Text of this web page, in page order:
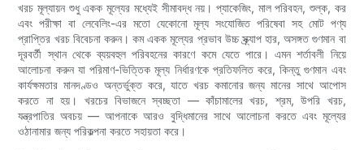
খরচ মূল্যায়ন শুধু একক মূল্যের মধ্যেই সীমাবদ্ধ নয়। প্যাকেজিং, মাল পরিবহন, শুল্ক, কর
এবং পরীক্ষা বা লেবেলিং-এর মতো যেকোনো মূল্য সংযোজিত পরিষেবা সহ মোট পণ্য
প্রাপ্তির খরচ বিবেচনা করুন। কম একক মূল্যের প্রভাব উচ্চ স্ক্র্যাপ হার, অসঙ্গত গুণমান বা
দূরবর্তী স্থান থেকে ব্যয়বহুল পরিবহনের কারণে কমে যেতে পারে। এমন শর্তাবলী নিয়ে
আলোচনা করুন যা পরিমাণ-ভিত্তিক মূল্য নির্ধারণকে প্রতিফলিত করে, কিন্তু গুণমান এবং
কার্যক্ষমতার মানদণ্ডও অন্তর্ভুক্ত করে, যাতে খরচ কমানোর জন্য মানের সাথে আপোস
করতে না হয়। খরচের বিভাজনে স্বচ্ছতা — কাঁচামালের খরচ, শ্রম, উপরি খরচ,
যন্ত্রপাতির অবচয় — আপনাকে আরও বুদ্ধিমানের সাথে আলোচনা করতে এবং মূল্যের
ওঠানামার জন্য পরিকল্পনা করতে সহায়তা করে।